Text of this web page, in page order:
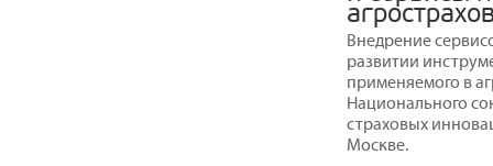
Внедрение
развитии
применяемого в
Национального
страховых
Москве.